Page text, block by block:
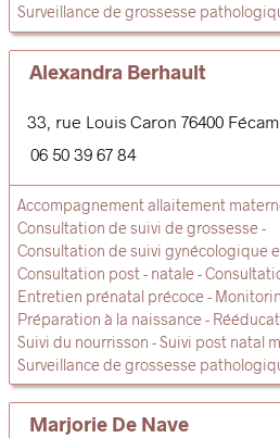
Surveillance de grossesse
Alexandra Berhault
33, rue Louis Caron 76400
06 50 39 67 84
Accompagnement allaitement
Consultation de suivi de grossesse
Consultation de suivi gynécologique
Consultation post - natale
Entretien prénatal précoce
Préparation à la naissance
Suivi du nourrisson
Suivi post natal
Surveillance de grossesse
Marjorie De Nave